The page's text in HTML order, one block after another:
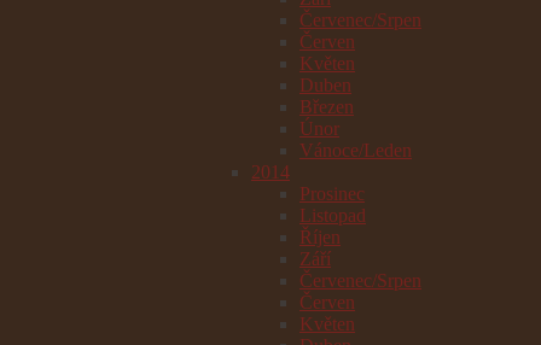
Červenec/Srpen
Červen
Květen
Duben
Březen
Únor
Vánoce/Leden
2014
Prosinec
Listopad
Říjen
Září
Červenec/Srpen
Červen
Květen